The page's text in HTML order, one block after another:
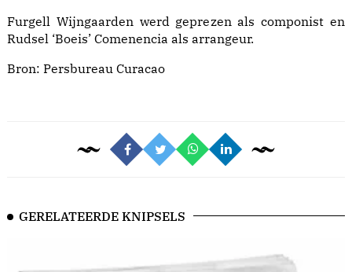
Furgell Wijngaarden werd geprezen als componist en
Rudsel ‘Boeis’ Comenencia als arrangeur.
Bron: Persbureau Curacao
GERELATEERDE KNIPSELS